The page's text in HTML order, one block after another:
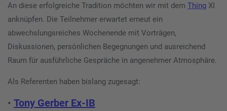
An diese erfolgreiche Tradition möchten wir mit dem Thing XI
anknüpfen. Die Teilnehmer erwartet erneut ein
abwechslungsreiches Wochenende mit Vorträgen,
Diskussionen, persönlichen Begegnungen und ausreichend
Raum für ausführliche Gespräche in angenehmer Atmosphäre.
Als Referenten haben bislang zugesagt:
• Tony Gerber Ex-IB